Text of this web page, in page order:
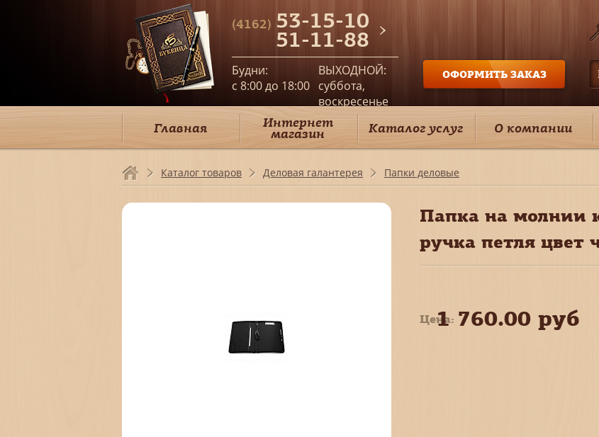
(4162) 53-15-10
51-11-88
Будни:
c 8:00 до 18:00
ВЫХОДНОЙ:
суббота,
воскресенье
ОФОРМИТЬ ЗАКАЗ
Главная Интернет
магазин Каталог услуг О компании
Каталог товаров Деловая галантерея Папки деловые
Папка на молнии
ручка петля цвет
Цена:1 760.00 руб